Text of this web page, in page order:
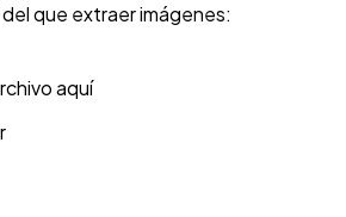
que extraer imágenes:
aquí